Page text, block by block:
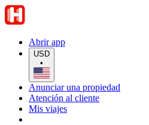
Abrir app
USD
•
Anunciar una propiedad
Atención al cliente
Mis viajes